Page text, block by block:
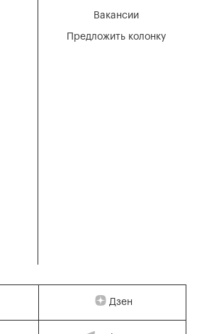
Вакансии
Предложить колонку
Дзен